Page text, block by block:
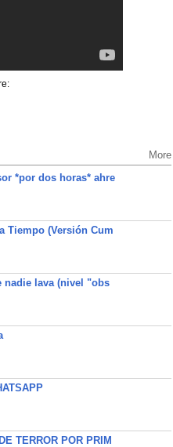
More
*por dos horas* ahre
Tiempo (Versión Cum
nadie lava (nivel "obs
TERROR POR PRIM